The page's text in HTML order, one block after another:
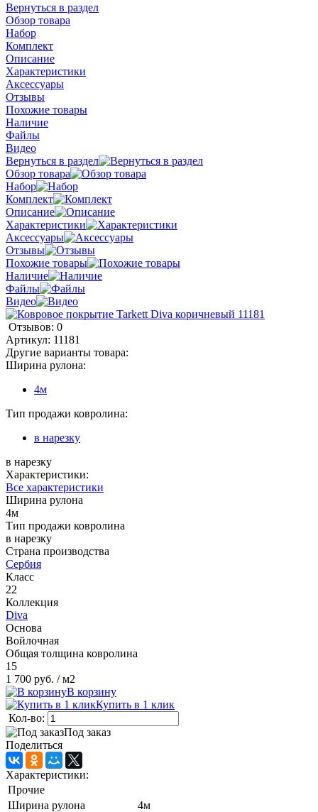
Вернуться в раздел
Обзор товара
Набор
Комплект
Описание
Характеристики
Аксессуары
Отзывы
Похожие товары
Наличие
Файлы
Видео
Вернуться в раздел
Обзор товара
Набор
Комплект
Описание
Характеристики
Аксессуары
Отзывы
Похожие товары
Наличие
Файлы
Видео
Отзывов: 0
Артикул: 11181
Другие варианты товара:
Ширина рулона:
4м
Тип продажи ковролина:
в нарезку
в нарезку
Характеристики:
Все характеристики
Ширина рулона
4м
Тип продажи ковролина
в нарезку
Страна производства
Сербия
Класс
22
Коллекция
Diva
Основа
Войлочная
Общая толщина ковролина
15
1 700 руб. / м2
В корзину
Купить в 1 клик
Кол-во:
Под заказ
Поделиться
Характеристики:
Прочие
Ширина рулона
4м